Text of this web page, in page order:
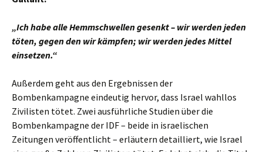
„Ich habe alle Hemmschwellen gesenkt – wir werden jeden
töten, gegen den wir kämpfen; wir werden jedes Mittel
einsetzen.“
Außerdem geht aus den Ergebnissen der
Bombenkampagne eindeutig hervor, dass Israel wahllos
Zivilisten tötet. Zwei ausführliche Studien über die
Bombenkampagne der IDF – beide in israelischen
Zeitungen veröffentlicht – erläutern detailliert, wie Israel